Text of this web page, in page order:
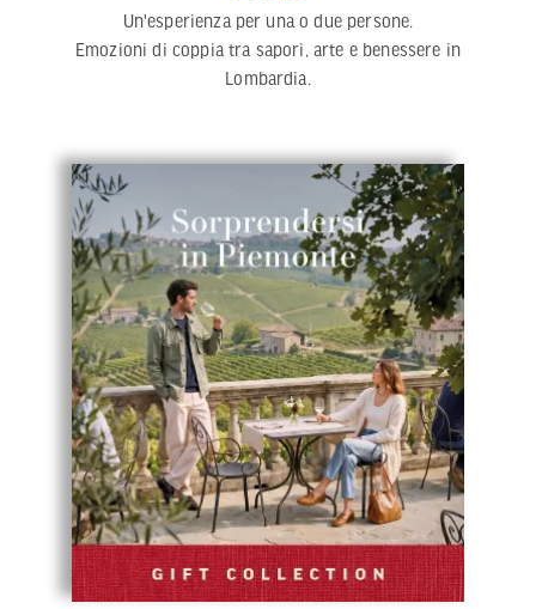
Un'esperienza per una o due persone.
Emozioni di coppia tra sapori, arte e benessere in
Lombardia.